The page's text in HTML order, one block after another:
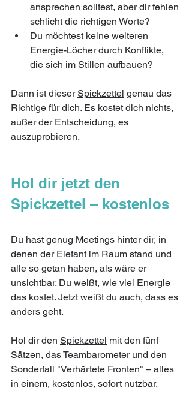
ansprechen solltest, aber dir fehlen
schlicht die richtigen Worte?
Du möchtest keine weiteren
Energie-Löcher durch Konflikte,
die sich im Stillen aufbauen?
Dann ist dieser Spickzettel genau das
Richtige für dich. Es kostet dich nichts,
außer der Entscheidung, es
auszuprobieren.
Hol dir jetzt den
Spickzettel – kostenlos
Du hast genug Meetings hinter dir, in
denen der Elefant im Raum stand und
alle so getan haben, als wäre er
unsichtbar. Du weißt, wie viel Energie
das kostet. Jetzt weißt du auch, dass es
anders geht.
Hol dir den Spickzettel mit den fünf
Sätzen, das Teambarometer und den
Sonderfall "Verhärtete Fronten" – alles
in einem, kostenlos, sofort nutzbar.